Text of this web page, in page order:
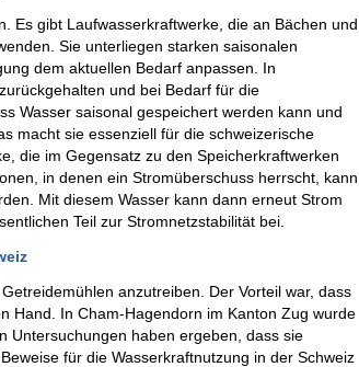
Es gibt Laufwasserkraftwerke, die an Bächen und
Sie unterliegen starken saisonalen
dem aktuellen Bedarf anpassen. In
und bei Bedarf für die
Wasser saisonal gespeichert werden kann und
macht sie essenziell für die schweizerische
die im Gegensatz zu den Speicherkraftwerken
in denen ein Stromüberschuss herrscht, kann
Mit diesem Wasser kann dann erneut Strom
Teil zur Stromnetzstabilität bei.
anzutreiben. Der Vorteil war, dass
Hand. In Cham-Hagendorn im Kanton Zug wurde
Untersuchungen haben ergeben, dass sie
für die Wasserkraftnutzung in der Schweiz